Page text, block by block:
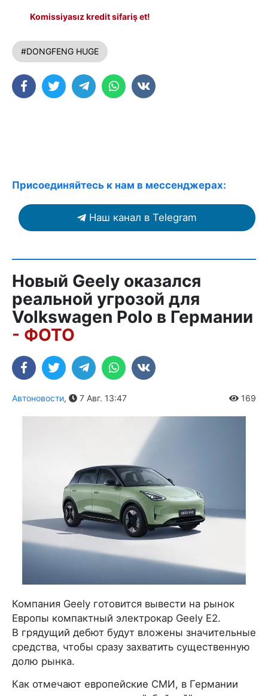
Komissiyasız kredit sifariş et!
#DONGFENG HUGE
Присоединяйтесь к нам в мессенджерах:
Наш канал в Telegram
Новый Geely оказался
реальной угрозой для
Volkswagen Polo в Германии
- ФОТО
Автоновости, 7 Авг. 13:47 169
Компания Geely готовится вывести на рынок
Европы компактный электрокар Geely E2.
В грядущий дебют будут вложены значительные
средства, чтобы сразу захватить существенную
долю рынка.
Как отмечают европейские СМИ, в Германии